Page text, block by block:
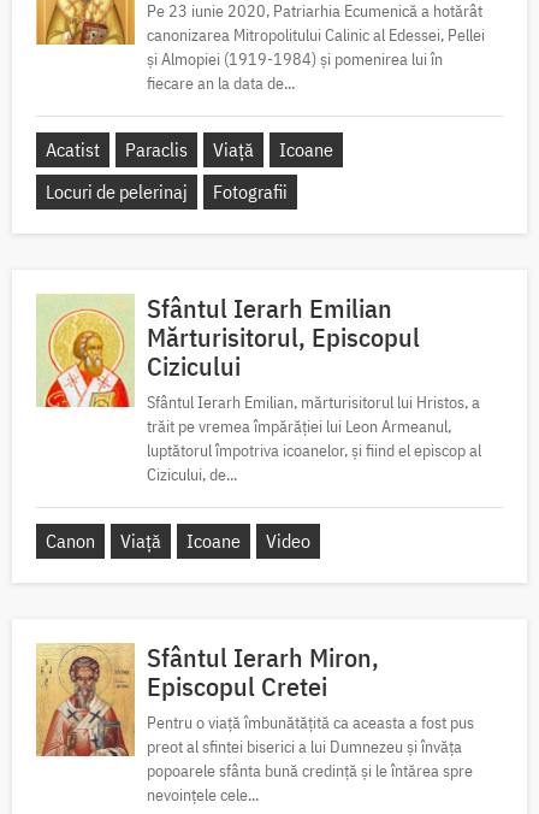
Pe 23 iunie 2020, Patriarhia Ecumenică a hotărât
canonizarea Mitropolitului Calinic al Edessei, Pellei
și Almopiei (1919-1984) și pomenirea lui în
fiecare an la data de...
Acatist Paraclis Viață
Icoane
Locuri de pelerinaj
Fotografii
Sfântul Ierarh Emilian
Mărturisitorul, Episcopul
Cizicului
Sfântul Ierarh Emilian, mărturisitorul lui Hristos, a
trăit pe vremea împărăției lui Leon Armeanul,
luptătorul împotriva icoanelor, și fiind el episcop al
Cizicului, de...
Canon Viață Icoane Video
Sfântul Ierarh Miron,
Episcopul Cretei
Pentru o viață îmbunătățită ca aceasta a fost pus
preot al sfintei biserici a lui Dumnezeu și învăța
popoarele sfânta bună credință și le întărea spre
nevoințele cele...